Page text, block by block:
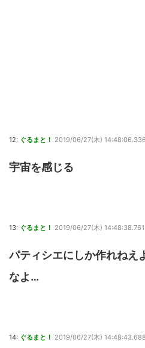
12: ぐるまと！ 2019/06/27(木) 14:48:06.336
宇宙を感じる
13: ぐるまと！ 2019/06/27(木) 14:48:38.761
パティシエにしか作れねえ
なよ…
14: ぐるまと！ 2019/06/27(木) 14:48:43.688